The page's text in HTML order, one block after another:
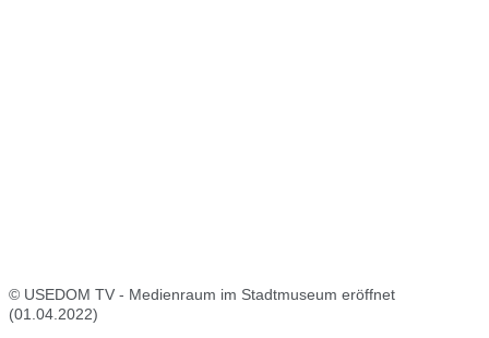
© USEDOM TV - Medienraum im Stadtmuseum eröffnet
(01.04.2022)